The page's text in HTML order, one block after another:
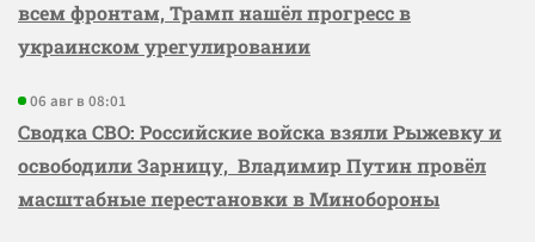
всем фронтам, Трамп нашёл прогресс в
украинском урегулировании
06 авг в 08:01
Сводка СВО: Российские войска взяли Рыжевку и
освободили Зарницу, Владимир Путин провёл
масштабные перестановки в Минобороны